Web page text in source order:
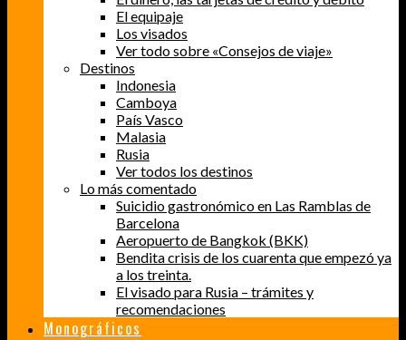
El equipaje
Los visados
Ver todo sobre «Consejos de viaje»
Destinos
Indonesia
Camboya
País Vasco
Malasia
Rusia
Ver todos los destinos
Lo más comentado
Suicidio gastronómico en Las Ramblas de
Barcelona
Aeropuerto de Bangkok (BKK)
Bendita crisis de los cuarenta que empezó ya
a los treinta.
El visado para Rusia – trámites y
recomendaciones
Monográficos